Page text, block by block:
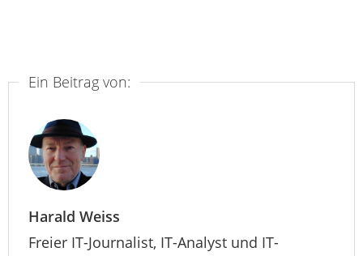
Ein Beitrag von:
Harald Weiss
Freier IT-Journalist, IT-Analyst und IT-